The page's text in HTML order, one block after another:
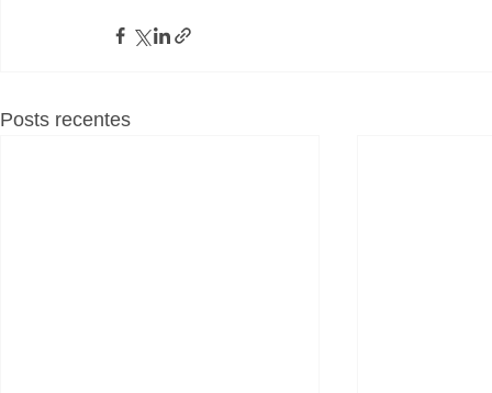
Posts recentes